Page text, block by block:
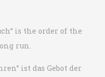
is the order of the
run.
ist das Gebot der